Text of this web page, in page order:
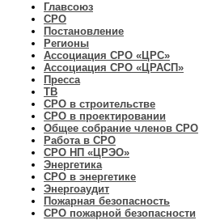
Главсоюз
СРО
Постановление
Регионы
Ассоциация СРО «ЦРС»
Ассоциация СРО «ЦРАСП»
Пресса
ТВ
СРО в строительстве
СРО в проектировании
Общее собрание членов СРО
Работа в СРО
СРО НП «ЦРЭО»
Энергетика
СРО в энергетике
Энергоаудит
Пожарная безопасность
СРО пожарной безопасности